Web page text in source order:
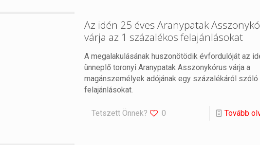
Az idén 25 éves Aranypatak
várja az 1 százalékos felajánlásokat
A megalakulásának huszonötödik évfordulóját az
ünneplő toronyi Aranypatak Asszonykórus várja a
magánszemélyek adójának egy százalékáról szóló
felajánlásokat.
Tetszett Önnek? 0 Tovább